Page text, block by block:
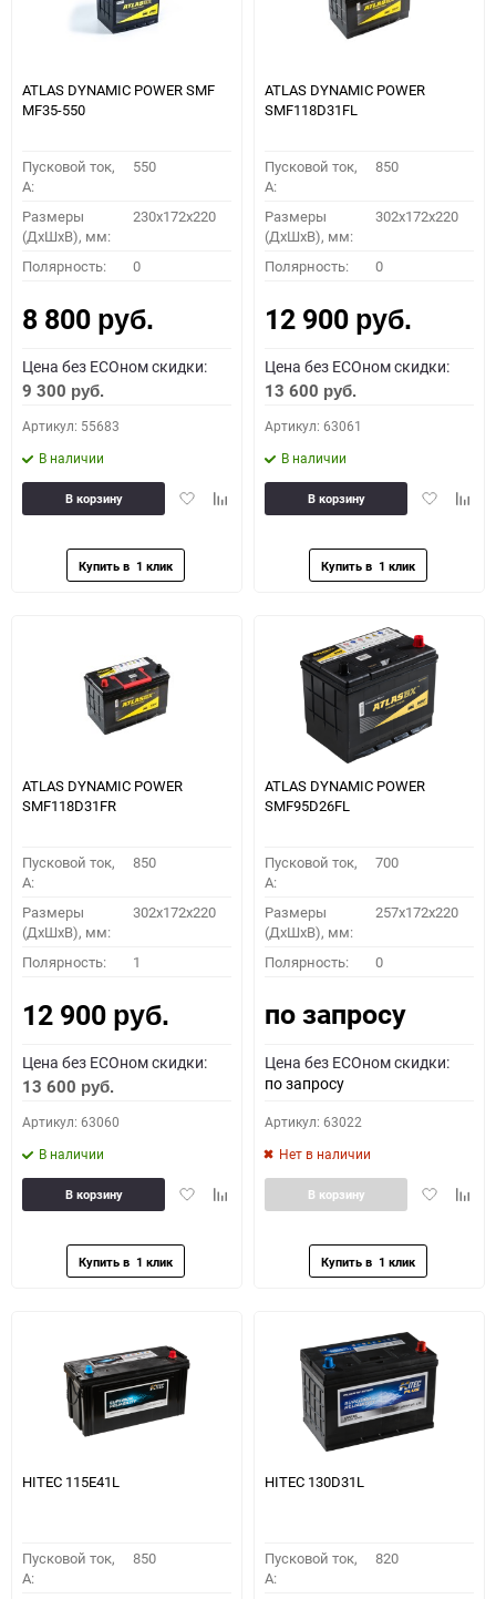
ATLAS DYNAMIC POWER SMF
MF35-550
Пусковой ток,
A:
550
Размеры
(ДхШхВ), мм:
230x172x220
Полярность: 0
8 800 руб.
Цена без ECOном скидки:
9 300 руб.
Артикул: 55683
В наличии
ДобавитьДобавить
В корзину
ATLAS DYNAMIC POWER
SMF118D31FL
Пусковой ток,
A:
850
Размеры
(ДхШхВ), мм:
302x172x220
Полярность: 0
12 900 руб.
Цена без ECOном скидки:
13 600 руб.
Артикул: 63061
В наличии
Добавить
В корзину
ATLAS DYNAMIC POWER
SMF118D31FR
Пусковой ток,
A:
850
Размеры
(ДхШхВ), мм:
302x172x220
Полярность: 1
12 900 руб.
Цена без ECOном скидки:
13 600 руб.
Артикул: 63060
В наличии
ДобавитьДобавить
В корзину
ATLAS DYNAMIC POWER
SMF95D26FL
Пусковой ток,
A:
700
Размеры
(ДхШхВ), мм:
257x172x220
Полярность: 0
по запросу
Цена без ECOном скидки:
по запросу
Артикул: 63022
Нет в наличии
Добавить
В корзину
HITEC 115E41L
Пусковой ток,
A:
850
HITEC 130D31L
Пусковой ток,
A:
820